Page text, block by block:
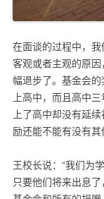
在面谈的过程中，
客观或者主观的原
幅退步了。基金会
上高中，而且高中
上了高中却没有延
励还能不能有没有其
王校长说：“我们为
只要他们将来出息